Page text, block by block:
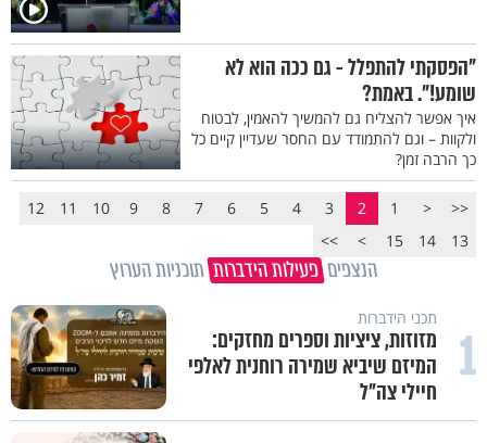
"הפסקתי להתפלל - גם ככה הוא לא
שומע!". באמת?
איך אפשר להצליח גם להמשיך להאמין, לבטוח
ולקוות – וגם להתמודד עם החסר שעדיין קיים כל
כך הרבה זמן?
<<
<
1
2
3
4
5
6
7
8
9
10
11
12
13
14
15
>
>>
הנצפים פעילות הידברות תוכניות הערוץ
1 תכני הידברות
מזוזות, ציציות וספרים מחזקים:
המיזם שיביא שמירה רוחנית לאלפי
חיילי צה"ל